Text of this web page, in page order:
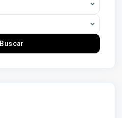
Buscar